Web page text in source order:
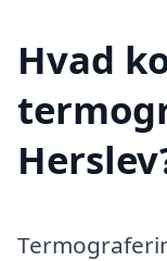
Hvad